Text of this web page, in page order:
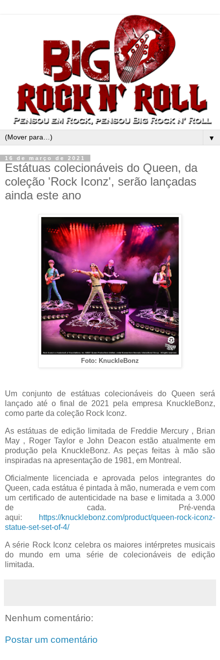
▼
16 de março de 2021
Estátuas colecionáveis ​​do Queen, da
coleção 'Rock Iconz', serão lançadas
ainda este ano
Foto: KnuckleBonz
Um conjunto de estátuas colecionáveis do Queen será
lançado até o final de 2021 pela empresa KnuckleBonz,
como parte da coleção Rock Iconz.
As estátuas de edição limitada de Freddie Mercury , Brian
May , Roger Taylor e John Deacon estão atualmente em
produção pela KnuckleBonz. As peças feitas à mão são
inspiradas na apresentação de 1981, em Montreal.
Oficialmente licenciada e aprovada pelos integrantes do
Queen, cada estátua é pintada à mão, numerada e vem com
um certificado de autenticidade na base e limitada a 3.000
de cada. Pré-venda
aqui:
https://knucklebonz.com/product/queen-rock-iconz-
statue-set-set-of-4/
A série Rock Iconz celebra os maiores intérpretes musicais
do mundo em uma série de colecionáveis de edição
limitada.
Nenhum comentário:
Postar um comentário